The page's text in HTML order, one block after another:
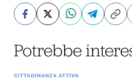
Potrebbe
CITTADINANZA ATTIVA